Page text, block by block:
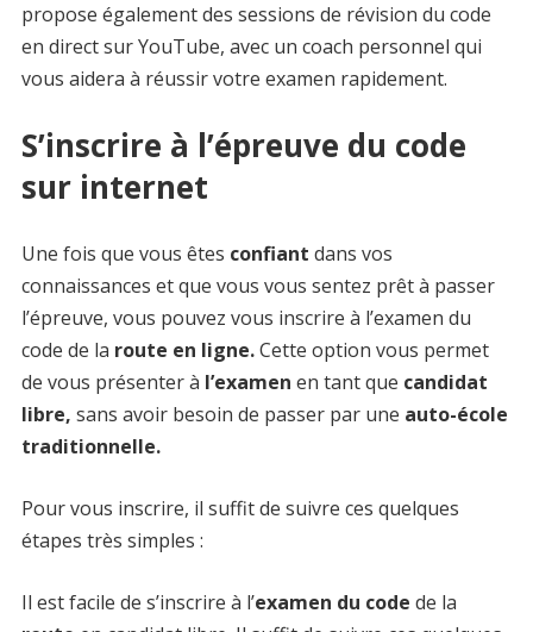
propose également des sessions de révision du code
en direct sur YouTube, avec un coach personnel qui
vous aidera à réussir votre examen rapidement.
S’inscrire à l’épreuve du code
sur internet
Une fois que vous êtes confiant dans vos
connaissances et que vous vous sentez prêt à passer
l’épreuve, vous pouvez vous inscrire à l’examen du
code de la route en ligne.Cette option vous permet
de vous présenter à l’examen en tant que candidat
libre, sans avoir besoin de passer par une auto-école
traditionnelle.
Pour vous inscrire, il suffit de suivre ces quelques
étapes très simples :
Il est facile de s’inscrire à l’examen du code de la